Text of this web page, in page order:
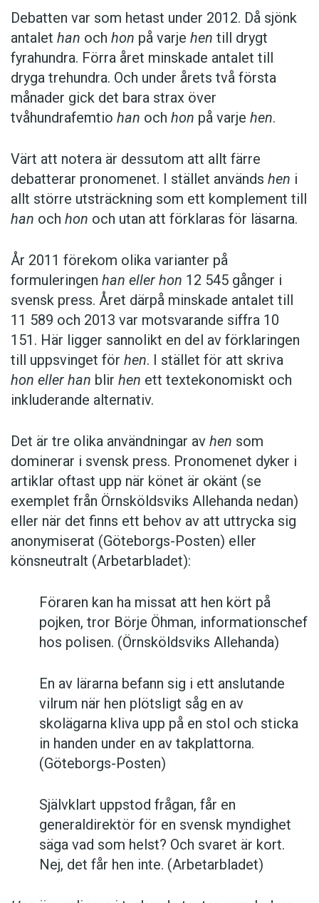
säger hen med ett brett leende på
läpparna. (Södermanlands Nyheter)
Varje dag användsheni genomsnitt av runt
femton svenska dagstidningar. I de enorma
mängder tidningstext som produceras varje
svarat för en raketkarriär som annars brukar
vara reserverad sällsynt populära nyord som
selfie.Hen har dessutom krånglat sig in i en
ordklass där det har rått stiltje i åtskilliga
bland svenska pronomen var, skriver Karin
Milles iSpråkbruk, ”när pronomenetIbörjade
uttalas ni, och det var för ungefär fyra hundra år
sedan”.
Henär heller inte bara en angelägenhet för de
etablerade medierna. Pronomenet syns
exempelvis flitigt i bloggar och andra sociala
Hovrätten för Övre Norrland , ien annons från
flygbolaget Norwegianoch iskrivreglerna för
kommunanställda i Boden.
Även på nätet har den politiska färgen liten
betydelse.Henanvänds i bloggar från höger till
vänster – men med ett undantag. Bland
sympatisörer är motståndet mothenkompakt.
Karin Milles skriver i Språkbruk att det kan vara
en av förklaringarna till uppsvinget förhen:
De tyckte illa om ordet eftersom de
upplever det som ett otillbörlig
tvångsmässig vänsterfeministisk
indoktrinering. Men i och med sin
högerextrema politik har partiet blivit lite
partierna varken vill liera sig eller
associeras med. Det här kan ha påverkat
opinionen till hens fördel. Då
Sverigedemokraterna så tydligt har
Debatten var som hetast under 2012. Då sjönk
antalet han och hon på varje hen till drygt
fyrahundra. Förra året minskade antalet till
dryga trehundra. Och under årets två första
månader gick det bara strax över
tvåhundrafemtio han och hon på varje hen.
Värt att notera är dessutom att allt färre
debatterar pronomenet. I stället används hen i
allt större utsträckning som ett komplement till
han och hon och utan att förklaras för läsarna.
År 2011 förekom olika varianter på
formuleringen han eller hon 12 545 gånger i
svensk press. Året därpå minskade antalet till
11 589 och 2013 var motsvarande siffra 10
151. Här ligger sannolikt en del av förklaringen
till uppsvinget för hen. I stället för att skriva
hon eller han blir hen ett textekonomiskt och
inkluderande alternativ.
Det är tre olika användningar av hen som
dominerar i svensk press. Pronomenet dyker i
artiklar oftast upp när könet är okänt (se
exemplet från Örnsköldsviks Allehanda nedan)
eller när det finns ett behov av att uttrycka sig
anonymiserat (Göteborgs-Posten) eller
könsneutralt (Arbetarbladet):
Föraren kan ha missat att hen kört på
pojken, tror Börje Öhman, informationschef
hos polisen. (Örnsköldsviks Allehanda)
En av lärarna befann sig i ett anslutande
vilrum när hen plötsligt såg en av
skolägarna kliva upp på en stol och sticka
in handen under en av takplattorna.
(Göteborgs-Posten)
Självklart uppstod frågan, får en
generaldirektör för en svensk myndighet
säga vad som helst? Och svaret är kort.
Nej, det får hen inte. (Arbetarbladet)